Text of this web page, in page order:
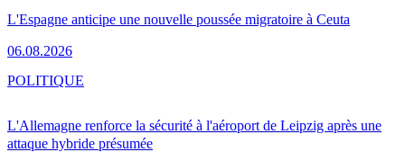
L'Espagne anticipe une nouvelle poussée migratoire à Ceuta
06.08.2026
L'Allemagne renforce la sécurité à l'aéroport de Leipzig après une
attaque hybride présumée
POLITIQUE